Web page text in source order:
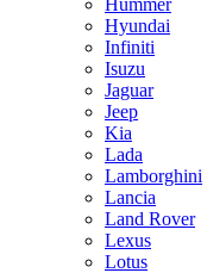
Hummer
Hyundai
Infiniti
Isuzu
Jaguar
Jeep
Kia
Lada
Lamborghini
Lancia
Land Rover
Lexus
Lotus